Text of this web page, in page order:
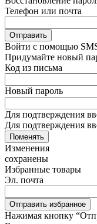
Телефон или почта
Отправить
Войти с помощью
Придумайте новый
Код из письма
Новый пароль
Для подтверждения
Для подтверждения
Поменять
Изменения
сохранены
Избранные товары
Эл. почта
Отправить избранное
Нажимая кнопку